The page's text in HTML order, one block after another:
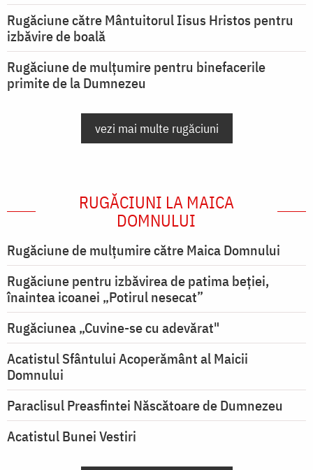
Rugăciune către Mântuitorul Iisus Hristos pentru
izbăvire de boală
Rugăciune de mulțumire pentru binefacerile
primite de la Dumnezeu
vezi mai multe rugăciuni
RUGĂCIUNI LA MAICA
DOMNULUI
Rugăciune de mulţumire către Maica Domnului
Rugăciune pentru izbăvirea de patima beției,
înaintea icoanei „Potirul nesecat”
Rugăciunea „Cuvine-se cu adevărat"
Acatistul Sfântului Acoperământ al Maicii
Domnului
Paraclisul Preasfintei Născătoare de Dumnezeu
Acatistul Bunei Vestiri